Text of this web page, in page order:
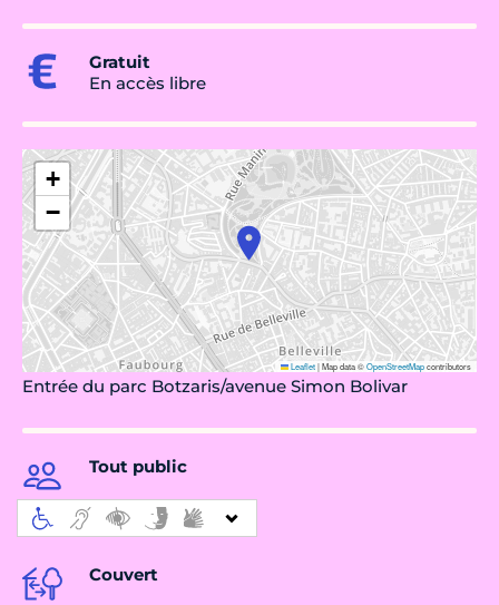
Gratuit
En accès libre
+
−
Leaflet|Map data ©OpenStreetMapcontributors
Entrée du parc Botzaris/avenue Simon Bolivar
Tout public
Couvert